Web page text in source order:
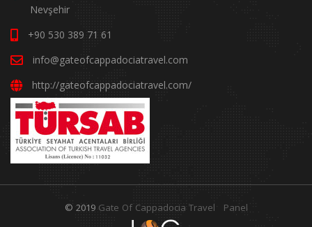
Nevşehir
+90 530 389 71 61
info@gateofcappadociatravel.com
http://gateofcappadociatravel.com/
© 2019 Gate Of Cappadocia Travel Panel